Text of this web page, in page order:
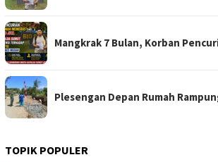
Mangkrak 7 Bulan, Korban
Plesengan Depan Rumah
TOPIK POPULER